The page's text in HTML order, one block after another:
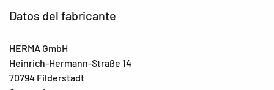
Datos del fabricante
HERMA GmbH
Heinrich-Hermann-Straße 14
70794 Filderstadt